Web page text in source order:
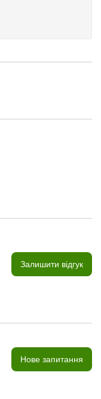
Залишити відгук
Нове запитання